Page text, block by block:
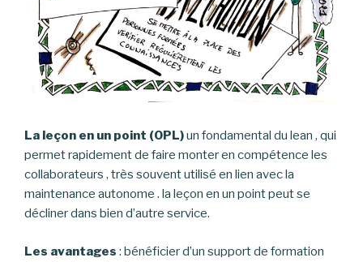
La leçon en un point (OPL)un fondamental du lean , qui
permet rapidement de faire monter en compétence les
collaborateurs , très souvent utilisé en lien avec la
maintenance autonome . la leçon en un point peut se
décliner dans bien d’autre service.
Les avantages : bénéficier d’un support de formation